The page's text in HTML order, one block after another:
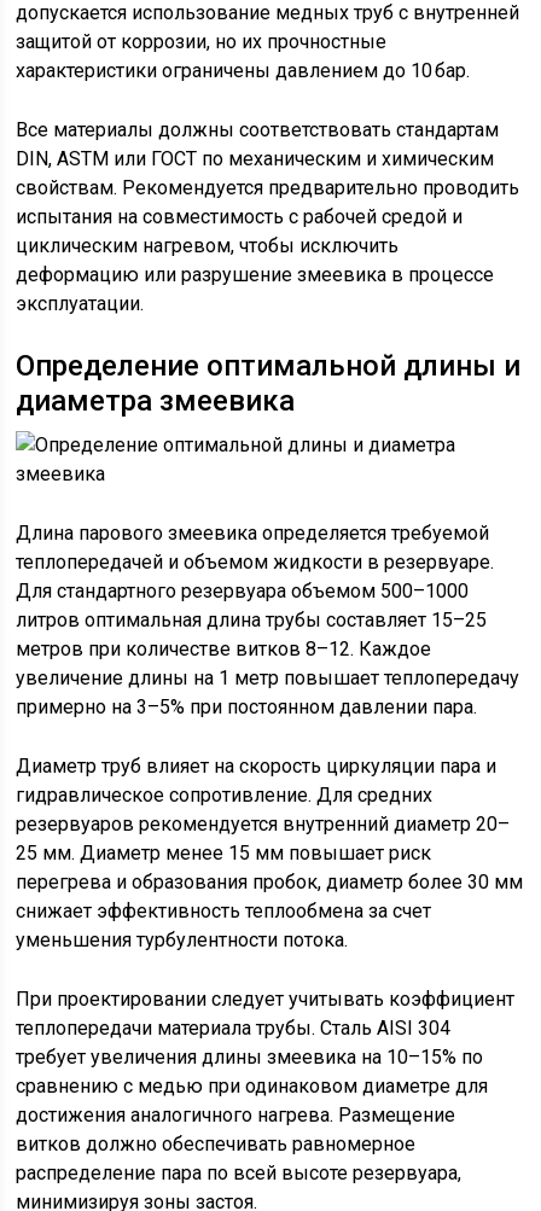
допускается использование медных труб с внутренней
защитой от коррозии, но их прочностные
характеристики ограничены давлением до 10 бар.
Все материалы должны соответствовать стандартам
DIN, ASTM или ГОСТ по механическим и химическим
свойствам. Рекомендуется предварительно проводить
испытания на совместимость с рабочей средой и
циклическим нагревом, чтобы исключить
деформацию или разрушение змеевика в процессе
эксплуатации.
Определение оптимальной длины и
диаметра змеевика
Длина парового змеевика определяется требуемой
теплопередачей и объемом жидкости в резервуаре.
Для стандартного резервуара объемом 500–1000
литров оптимальная длина трубы составляет 15–25
метров при количестве витков 8–12. Каждое
увеличение длины на 1 метр повышает теплопередачу
примерно на 3–5% при постоянном давлении пара.
Диаметр труб влияет на скорость циркуляции пара и
гидравлическое сопротивление. Для средних
резервуаров рекомендуется внутренний диаметр 20–
25 мм. Диаметр менее 15 мм повышает риск
перегрева и образования пробок, диаметр более 30 мм
снижает эффективность теплообмена за счет
уменьшения турбулентности потока.
При проектировании следует учитывать коэффициент
теплопередачи материала трубы. Сталь AISI 304
требует увеличения длины змеевика на 10–15% по
сравнению с медью при одинаковом диаметре для
достижения аналогичного нагрева. Размещение
витков должно обеспечивать равномерное
распределение пара по всей высоте резервуара,
минимизируя зоны застоя.